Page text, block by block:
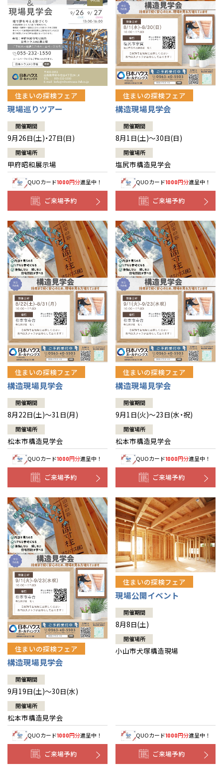
住まいの探検フェア
現場巡りツアー
開催期間
9月26日(土)・27日(日)
開催場所
甲府昭和展示場
QUOカード1000円分進呈中！
ご来場予約
住まいの探検フェア
構造現場見学会
開催期間
8月1日(土)～30日(日)
開催場所
塩尻市構造見学会
QUOカード1000円分進呈中！
ご来場予約
住まいの探検フェア
構造現場見学会
開催期間
8月22日(土)～31日(月)
開催場所
松本市構造見学会
QUOカード1000円分進呈中！
ご来場予約
住まいの探検フェア
構造現場見学会
開催期間
9月1日(火)～23日(水・祝)
開催場所
松本市構造見学会
QUOカード1000円分進呈中！
ご来場予約
住まいの探検フェア
構造現場見学会
開催期間
9月19日(土)～30日(水)
開催場所
松本市構造見学会
QUOカード1000円分進呈中！
ご来場予約
住まいの探検フェア
現場公開イベント
開催期間
8月8日(土)
開催場所
小山市犬塚構造現場
QUOカード1000円分進呈中！
ご来場予約